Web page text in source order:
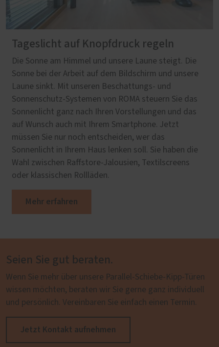
Tageslicht auf Knopfdruck regeln
Die Sonne am Himmel und unsere Laune steigt. Die
Sonne bei der Arbeit auf dem Bildschirm und unsere
Laune sinkt. Mit unseren Beschattungs- und
Sonnenschutz-Systemen von ROMA steuern Sie das
Sonnenlicht ganz nach Ihren Vorstellungen und das
auf Wunsch auch mit Ihrem Smartphone. Jetzt
müssen Sie nur noch entscheiden, wer das
Sonnenlicht in Ihrem Haus lenken soll. Sie haben die
Wahl zwischen Raffstore-Jalousien, Textilscreens
oder klassischen Rollläden.
Mehr erfahren
Seien Sie gut beraten.
Wenn Sie mehr über unsere Parallel-Schiebe-Kipp-Türen
wissen möchten, beraten wir Sie gerne ganz individuell
und persönlich. Vereinbaren Sie einfach einen Termin.
Jetzt Kontakt aufnehmen